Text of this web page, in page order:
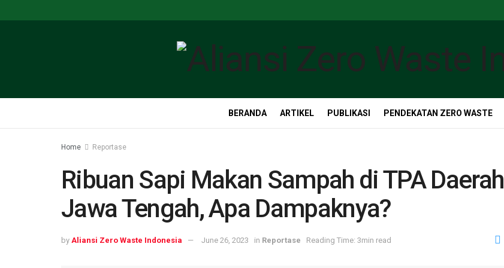
BERANDA ARTIKEL PUBLIKASI PENDEKATAN ZERO WASTE
Home Reportase
Ribuan Sapi Makan Sampah di TPA Daerah
Jawa Tengah, Apa Dampaknya?
by Aliansi Zero Waste Indonesia June 26, 2023 in Reportase Reading Time: 3min read